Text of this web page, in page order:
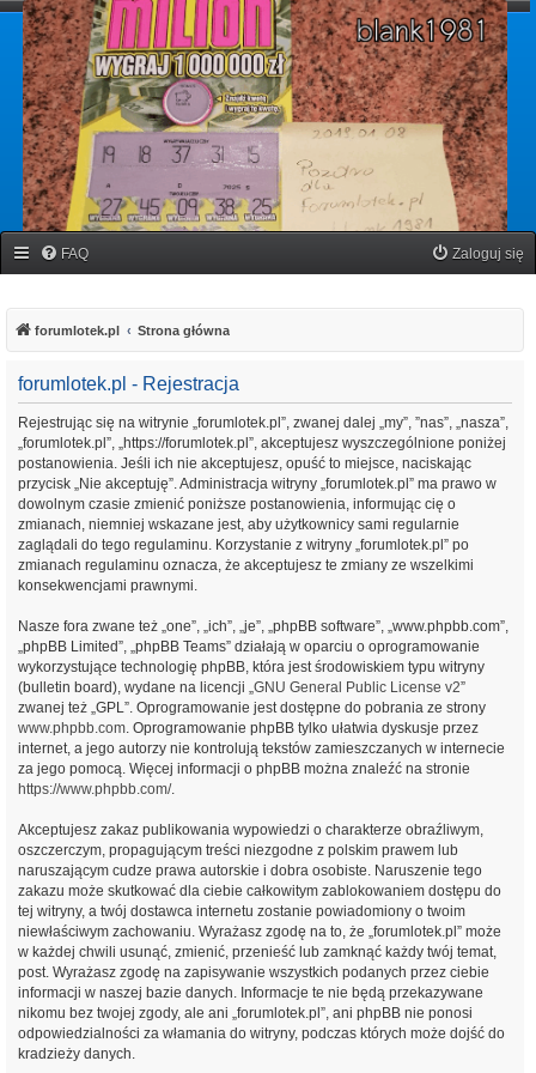
forumlotek.pl
Forum gier liczbowych
FAQ Zaloguj się
forumlotek.pl Strona główna
forumlotek.pl - Rejestracja
Rejestrując się na witrynie „forumlotek.pl”, zwanej dalej „my”, ”nas”, „nasza”,
„forumlotek.pl”, „https://forumlotek.pl”, akceptujesz wyszczególnione poniżej
postanowienia. Jeśli ich nie akceptujesz, opuść to miejsce, naciskając
przycisk „Nie akceptuję”. Administracja witryny „forumlotek.pl” ma prawo w
dowolnym czasie zmienić poniższe postanowienia, informując cię o
zmianach, niemniej wskazane jest, aby użytkownicy sami regularnie
zaglądali do tego regulaminu. Korzystanie z witryny „forumlotek.pl” po
zmianach regulaminu oznacza, że akceptujesz te zmiany ze wszelkimi
konsekwencjami prawnymi.
Nasze fora zwane też „one”, „ich”, „je”, „phpBB software”, „www.phpbb.com”,
„phpBB Limited”, „phpBB Teams” działają w oparciu o oprogramowanie
wykorzystujące technologię phpBB, która jest środowiskiem typu witryny
(bulletin board), wydane na licencji „GNU General Public License v2”
zwanej też „GPL”. Oprogramowanie jest dostępne do pobrania ze strony
www.phpbb.com. Oprogramowanie phpBB tylko ułatwia dyskusje przez
internet, a jego autorzy nie kontrolują tekstów zamieszczanych w internecie
za jego pomocą. Więcej informacji o phpBB można znaleźć na stronie
https://www.phpbb.com/.
Akceptujesz zakaz publikowania wypowiedzi o charakterze obraźliwym,
oszczerczym, propagującym treści niezgodne z polskim prawem lub
naruszającym cudze prawa autorskie i dobra osobiste. Naruszenie tego
zakazu może skutkować dla ciebie całkowitym zablokowaniem dostępu do
tej witryny, a twój dostawca internetu zostanie powiadomiony o twoim
niewłaściwym zachowaniu. Wyrażasz zgodę na to, że „forumlotek.pl” może
w każdej chwili usunąć, zmienić, przenieść lub zamknąć każdy twój temat,
post. Wyrażasz zgodę na zapisywanie wszystkich podanych przez ciebie
informacji w naszej bazie danych. Informacje te nie będą przekazywane
nikomu bez twojej zgody, ale ani „forumlotek.pl”, ani phpBB nie ponosi
odpowiedzialności za włamania do witryny, podczas których może dojść do
kradzieży danych.